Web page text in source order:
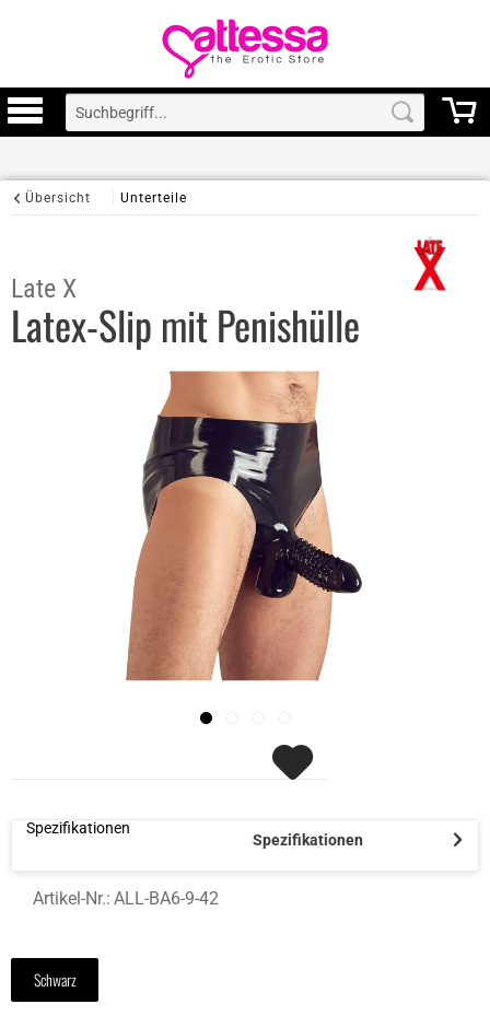
Übersicht Unterteile
Late X
Latex-Slip mit Penishülle
Spezifikationen
Spezifikationen
Artikel-Nr.: ALL-BA6-9-42
Schwarz